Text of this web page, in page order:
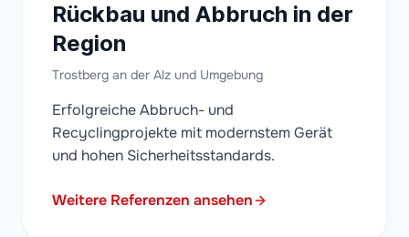
Rückbau und Abbruch in der
Region
Trostberg an der Alz und Umgebung
Erfolgreiche Abbruch- und
Recyclingprojekte mit modernstem Gerät
und hohen Sicherheitsstandards.
Weitere Referenzen ansehen